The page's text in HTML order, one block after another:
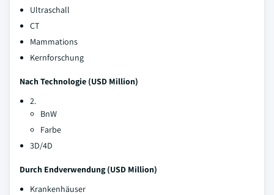
Ultraschall
CT
Mammations
Kernforschung
Nach Technologie (USD Million)
2.
BnW
Farbe
3D/4D
Durch Endverwendung (USD Million)
Krankenhäuser